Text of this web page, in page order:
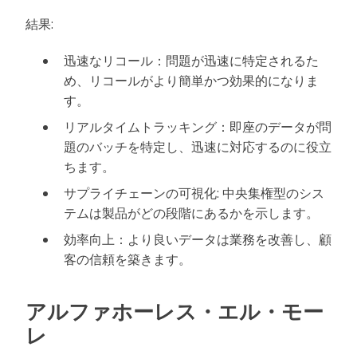
結果:
迅速なリコール：問題が迅速に特定されるた
め、リコールがより簡単かつ効果的になりま
す。
リアルタイムトラッキング：即座のデータが問
題のバッチを特定し、迅速に対応するのに役立
ちます。
サプライチェーンの可視化: 中央集権型のシス
テムは製品がどの段階にあるかを示します。
効率向上：より良いデータは業務を改善し、顧
客の信頼を築きます。
アルファホーレス・エル・モー
レ